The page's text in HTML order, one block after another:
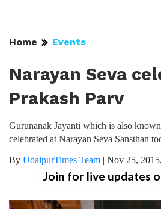
Home Events
Narayan Seva
Prakash Parv
Gurunanak Jayanti which is also
celebrated at Narayan Seva Sansthan
By UdaipurTimes Team | Nov 25,
Join for live updates